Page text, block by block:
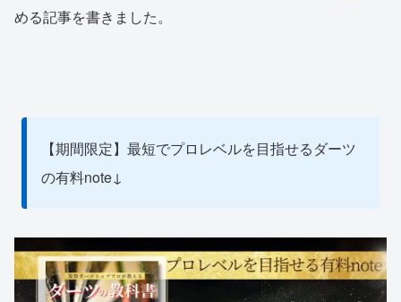
める記事を書きました。
【期間限定】最短でプロレベルを目指せるダーツ
の有料note↓